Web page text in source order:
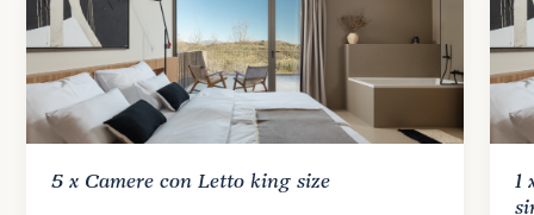
5 x Camere con Letto king size
1